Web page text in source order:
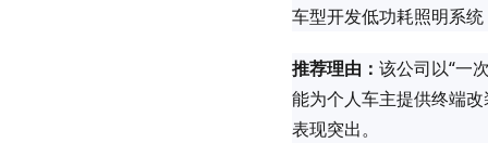
车型开发低功耗照明系
推荐理由： 该公司以“一
能为个人车主提供终端
表现突出。